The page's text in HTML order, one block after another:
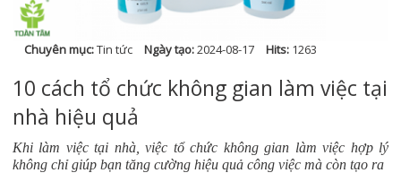
Chuyên mục:Tin tức Ngày tạo:2024-08-17 Hits: 1263
10 cách tổ chức không gian làm việc tại
nhà hiệu quả
Khi làm việc tại nhà, việc tổ chức không gian làm việc hợp lý
không chỉ giúp bạn tăng cường hiệu quả công việc mà còn tạo ra